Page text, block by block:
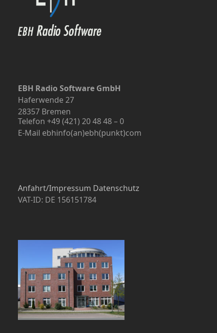
EBH Radio Software GmbH
Haferwende 27
28357 Bremen
Telefon +49 (421) 20 48 48 – 0
E-Mail ebhinfo(an)ebh(punkt)com
Anfahrt/Impressum Datenschutz
VAT-ID: DE 156151784